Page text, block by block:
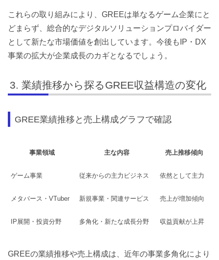
これらの取り組みにより、GREEは単なるゲーム企業にと
どまらず、総合的なデジタルソリューションプロバイダー
として新たな市場価値を創出しています。今後もIP・DX
事業の拡大が企業成長のカギとなるでしょう。
業績推移から探るGREE収益構造の変化
GREE業績推移と売上構成グラフで確認
事業領域 主な内容 売上推移傾向
ゲーム事業 従来からの主力ビジネス 依然として主力
メタバース・VTuber 新規事業・関連サービス 売上が増加傾向
IP展開・投資分野 多角化・新たな成長分野 収益貢献が上昇
GREEの業績推移や売上構成は、近年の事業多角化により